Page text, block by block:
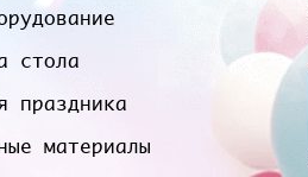
стола
праздника
материалы